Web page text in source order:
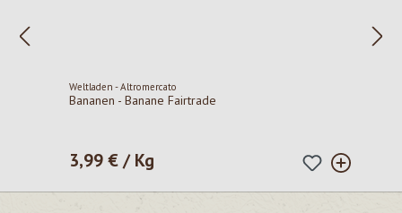
Weltladen - Altromercato
Bananen - Banane Fairtrade
Regulärer Preis:
3,99 € / Kg